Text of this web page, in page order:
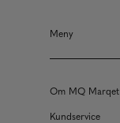
Meny
Om MQ Marqet
Kundservice